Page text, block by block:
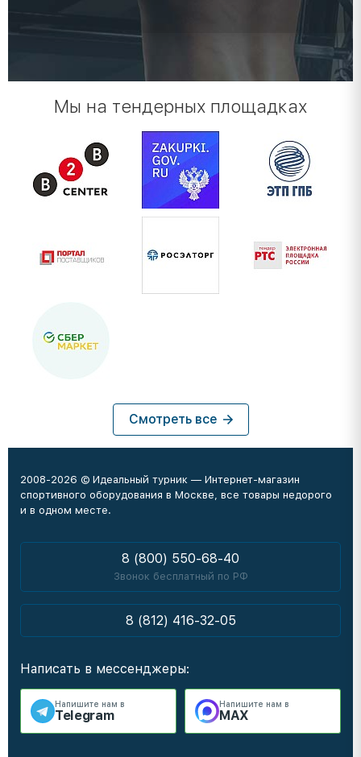
Мы на тендерных площадках
Смотреть все
2008-2026 © Идеальный турник — Интернет-магазин
спортивного оборудования в Москве, все товары недорого
и в одном месте.
8 (800) 550-68-40
Звонок бесплатный по РФ
8 (812) 416-32-05
Написать в мессенджеры:
Напишите нам в
Telegram
Напишите нам в
MAX